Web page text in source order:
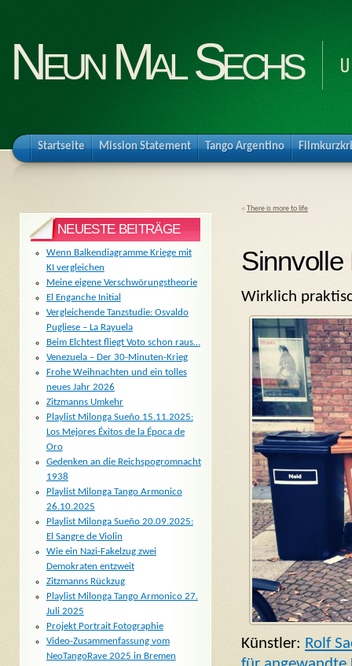
Neun Mal Sechs
Startseite Mission Statement Tango Argentino
« There is more to life
Sinnvolle
Wirklich
Künstler: Rolf
NEUESTE BEITRÄGE
Wenn Balkendiagramme Kriege mit
KI vergleichen
Meine eigene Verschwörungstheorie
El Enganche Initial
Vergleichende Tanzstudie: Osvaldo
Pugliese – La Rayuela
Beim Elchtest fliegt Voto schon raus…
Venezuela – Der 30-Minuten-Krieg
Frohe Weihnachten und ein tolles
neues Jahr 2026
Zitzmanns Umkehr
Playlist Milonga Sueño 15.11.2025:
Los Mejores Éxitos de la Época de
Oro
Gedenken an die Reichspogromnacht
1938
Playlist Milonga Tango Armonico
26.10.2025
Playlist Milonga Sueño 20.09.2025:
El Sangre de Violin
Wie ein Nazi-Fakelzug zwei
Demokraten entzweit
Zitzmanns Rückzug
Playlist Milonga Tango Armonico 27.
Juli 2025
Projekt Portrait Fotographie
Video-Zusammenfassung vom
NeoTangoRave 2025 in Bremen